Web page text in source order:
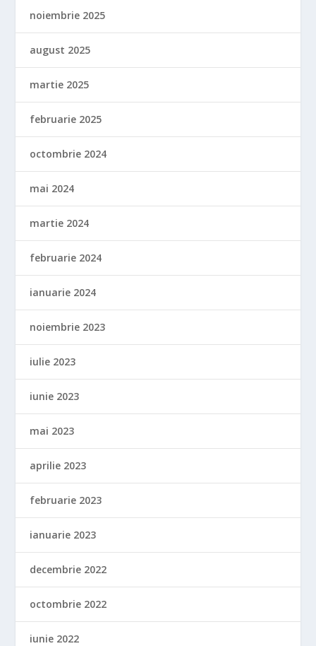
noiembrie 2025
august 2025
martie 2025
februarie 2025
octombrie 2024
mai 2024
martie 2024
februarie 2024
ianuarie 2024
noiembrie 2023
iulie 2023
iunie 2023
mai 2023
aprilie 2023
februarie 2023
ianuarie 2023
decembrie 2022
octombrie 2022
iunie 2022